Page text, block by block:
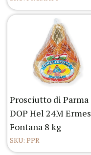
Prosciutto di Parma
DOP Hel 24M Ermes
Fontana 8 kg
SKU: PPR